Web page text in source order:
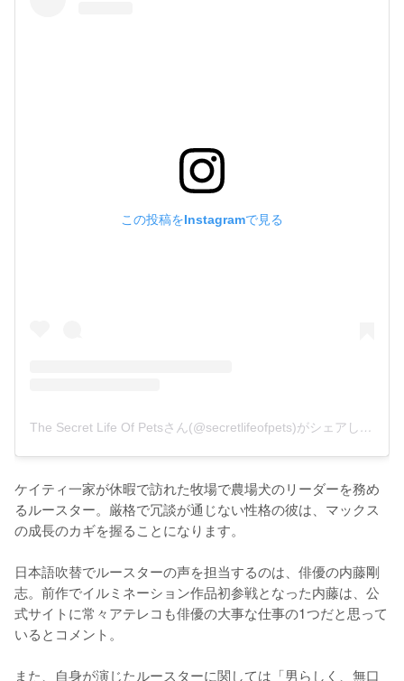
この投稿をInstagramで見る
The Secret Life Of Petsさん(@secretlifeofpets)がシェアした投稿
ケイティ一家が休暇で訪れた牧場で農場犬のリーダーを務め
るルースター。厳格で冗談が通じない性格の彼は、マックス
の成長のカギを握ることになります。
日本語吹替でルースターの声を担当するのは、俳優の内藤剛
志。前作でイルミネーション作品初参戦となった内藤は、公
式サイトに常々アテレコも俳優の大事な仕事の1つだと思って
いるとコメント。
また、自身が演じたルースターに関しては「男らしく、無口